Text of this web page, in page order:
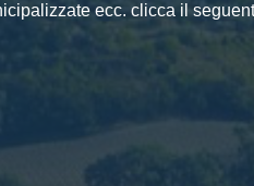
ecc. clicca il